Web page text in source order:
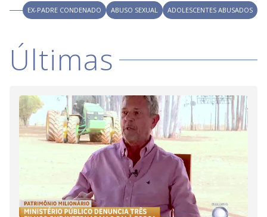
e
o
EX-PADRE CONDENADO ABUSO SEXUAL ADOLESCENTES ABUSADOS
Últimas